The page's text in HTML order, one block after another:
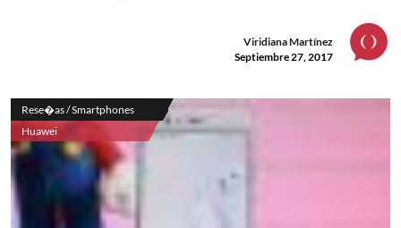
Viridiana Martínez
Septiembre 27, 2017
Rese�as / Smartphones
Huawei